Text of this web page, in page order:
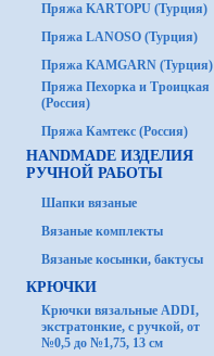
Пряжа KARTOPU (Турция)
Пряжа LANOSO (Турция)
Пряжа KAMGARN (Турция)
Пряжа Пехорка и Троицкая
(Россия)
Пряжа Камтекс (Россия)
HANDMADE ИЗДЕЛИЯ
РУЧНОЙ РАБОТЫ
Шапки вязаные
Вязаные комплекты
Вязаные косынки, бактусы
КРЮЧКИ
Крючки вязальные ADDI,
экстратонкие, с ручкой, от
№0,5 до №1,75, 13 см